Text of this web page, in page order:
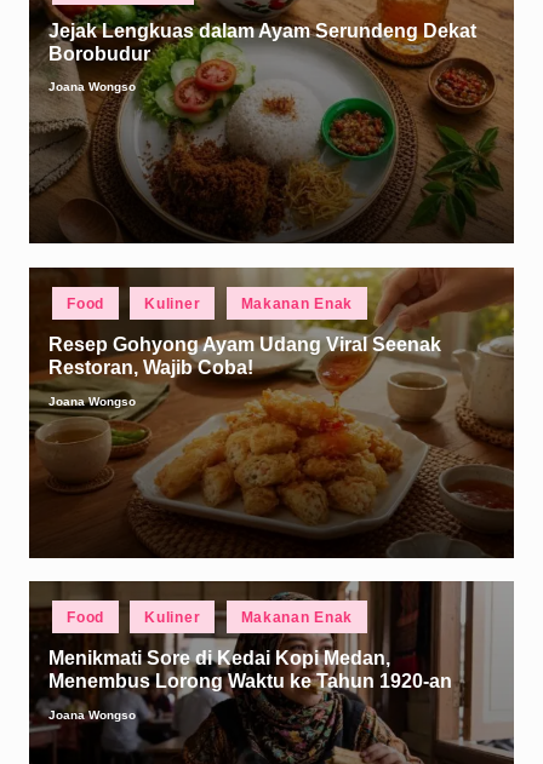
Jejak Lengkuas dalam Ayam Serundeng Dekat
Borobudur
Posted
by
Joana Wongso
Food Kuliner Makanan Enak
Resep Gohyong Ayam Udang Viral Seenak
Restoran, Wajib Coba!
Posted
by
Joana Wongso
Posted
Food Kuliner Makanan Enak
Menikmati Sore di Kedai Kopi Medan,
Menembus Lorong Waktu ke Tahun 1920-an
Posted
Joana Wongso